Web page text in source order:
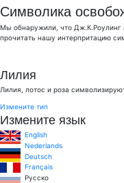
Символика
Мы обнаружили, что Дж.К.Роулинг
прочитать нашу интерпритацию
Лилия
Лилия, лотос и роза
Измените тип
Измените язык
English
Nederlands
Deutsch
Français
Pусско